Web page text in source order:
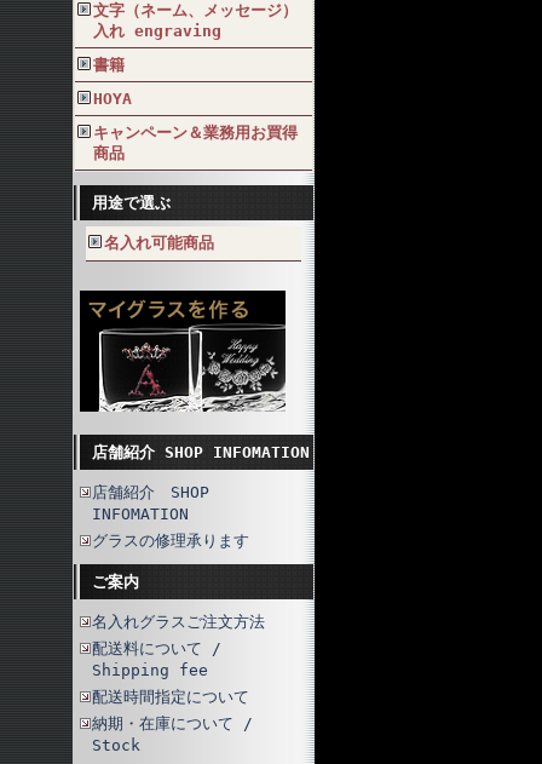
文字（ネーム、メッセージ）
入れ engraving
書籍
HOYA
キャンペーン＆業務用お買得
商品
用途で選ぶ
名入れ可能商品
店舗紹介 SHOP INFOMATION
店舗紹介 SHOP
INFOMATION
グラスの修理承ります
ご案内
名入れグラスご注文方法
配送料について /
Shipping fee
配送時間指定について
納期・在庫について /
Stock